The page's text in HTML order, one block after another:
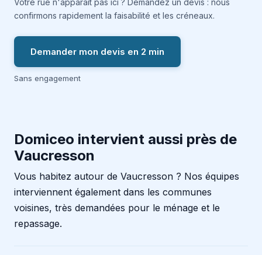
Votre rue n'apparaît pas ici ? Demandez un devis : nous
confirmons rapidement la faisabilité et les créneaux.
Demander mon devis en 2 min
Sans engagement
Domiceo intervient aussi près de
Vaucresson
Vous habitez autour de Vaucresson ? Nos équipes
interviennent également dans les communes
voisines, très demandées pour le ménage et le
repassage.